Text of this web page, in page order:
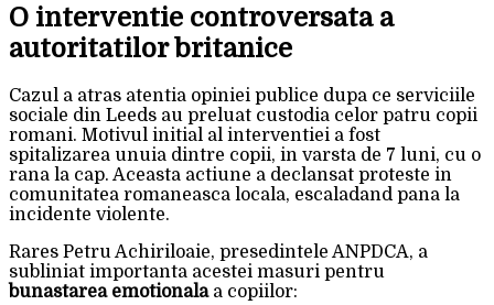
O interventie controversata a
autoritatilor britanice
Cazul a atras atentia opiniei publice dupa ce serviciile
sociale din Leeds au preluat custodia celor patru copii
romani. Motivul initial al interventiei a fost
spitalizarea unuia dintre copii, in varsta de 7 luni, cu o
rana la cap. Aceasta actiune a declansat proteste in
comunitatea romaneasca locala, escaladand pana la
incidente violente.
Rares Petru Achiriloaie, presedintele ANPDCA, a
subliniat importanta acestei masuri pentru
bunastarea emotionalaa copiilor: